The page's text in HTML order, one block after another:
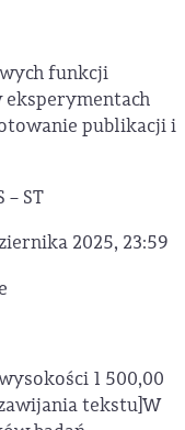
funkcji
publikacji i
– ST
2025, 23:59
1 500,00
tekstu]W